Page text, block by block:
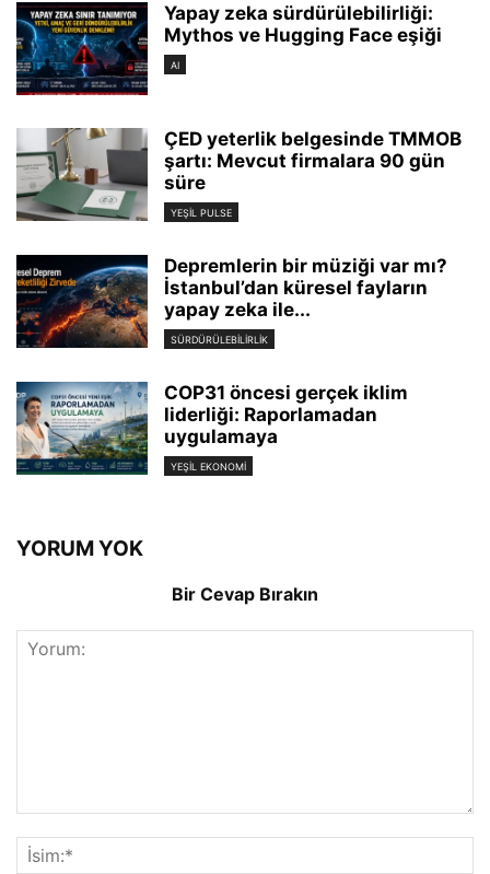
Yapay zeka sürdürülebilirliği:
Mythos ve Hugging Face eşiği
AI
ÇED yeterlik belgesinde TMMOB
şartı: Mevcut firmalara 90 gün
süre
YEŞIL PULSE
Depremlerin bir müziği var mı?
İstanbul’dan küresel fayların
yapay zeka ile...
SÜRDÜRÜLEBILIRLIK
COP31 öncesi gerçek iklim
liderliği: Raporlamadan
uygulamaya
YEŞIL EKONOMI
YORUM YOK
Bir Cevap Bırakın